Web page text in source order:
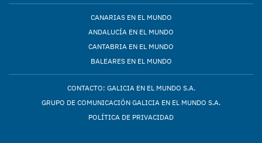
CANARIAS EN EL MUNDO
ANDALUCÍA EN EL MUNDO
CANTABRIA EN EL MUNDO
BALEARES EN EL MUNDO
CONTACTO: GALICIA EN EL MUNDO S.A.
GRUPO DE COMUNICACIÓN GALICIA EN EL MUNDO S.A.
POLÍTICA DE PRIVACIDAD